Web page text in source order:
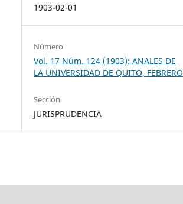
1903-02-01
Número
Vol. 17 Núm. 124 (1903): ANALES DE
LA UNIVERSIDAD DE QUITO, FEBRERO
Sección
JURISPRUDENCIA